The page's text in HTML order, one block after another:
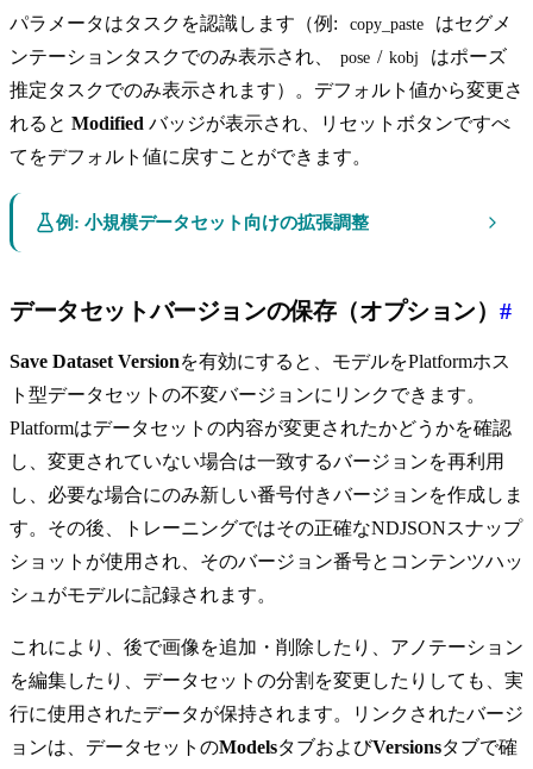
パラメータはタスクを認識します（例: copy_paste
はセグメ
ンテーションタスクでのみ表示され、
pose / kobj
はポーズ
推定タスクでのみ表示されます）。デフォルト値から変更さ
れると Modified バッジが表示され、リセットボタンですべ
てをデフォルト値に戻すことができます。
例: 小規模データセット向けの拡張調整
データセットバージョンの保存（オプション） #
Save Dataset Versionを有効にすると、モデルをPlatformホス
ト型データセットの不変バージョンにリンクできます。
Platformはデータセットの内容が変更されたかどうかを確認
し、変更されていない場合は一致するバージョンを再利用
し、必要な場合にのみ新しい番号付きバージョンを作成しま
す。その後、トレーニングではその正確なNDJSONスナップ
ショットが使用され、そのバージョン番号とコンテンツハッ
シュがモデルに記録されます。
これにより、後で画像を追加・削除したり、アノテーション
を編集したり、データセットの分割を変更したりしても、実
行に使用されたデータが保持されます。リンクされたバージ
ョンは、データセットのModelsタブおよびVersionsタブで確